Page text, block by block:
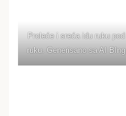
Proleće i sreća idu ruku pod
ruku. Generisano sa AI BIng